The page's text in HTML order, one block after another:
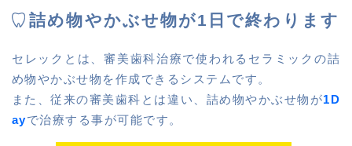
詰め物やかぶせ物が1日で終わります
セレックとは、審美歯科治療で使われるセラミックの詰
め物やかぶせ物を作成できるシステムです。
また、従来の審美歯科とは違い、詰め物やかぶせ物が1D
ayで治療する事が可能です。